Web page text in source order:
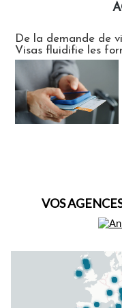
De la demande de
Visas fluidifie les
VOS